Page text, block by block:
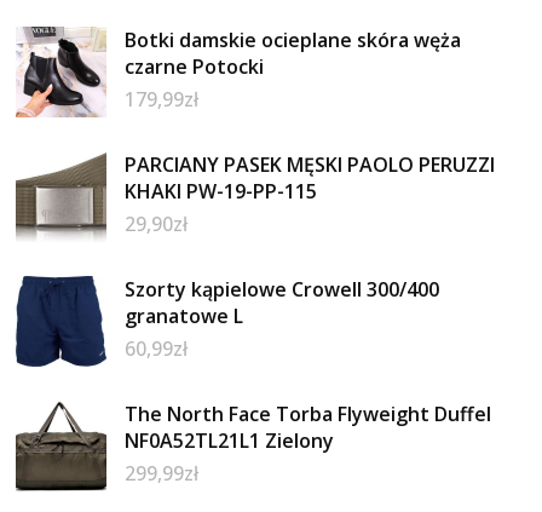
Botki damskie ocieplane skóra węża
czarne Potocki
179,99zł
PARCIANY PASEK MĘSKI PAOLO PERUZZI
KHAKI PW-19-PP-115
29,90zł
Szorty kąpielowe Crowell 300/400
granatowe L
60,99zł
The North Face Torba Flyweight Duffel
NF0A52TL21L1 Zielony
299,99zł